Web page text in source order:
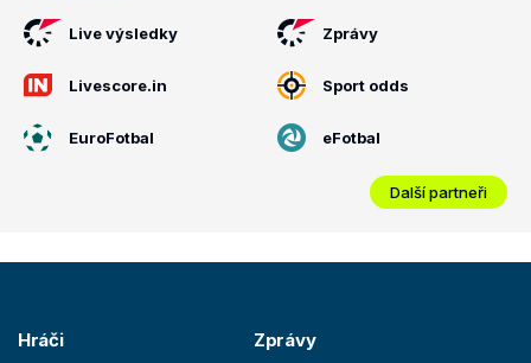
Live výsledky Zprávy
Livescore.in Sport odds
EuroFotbal eFotbal
Další partneři
Hráči Zprávy